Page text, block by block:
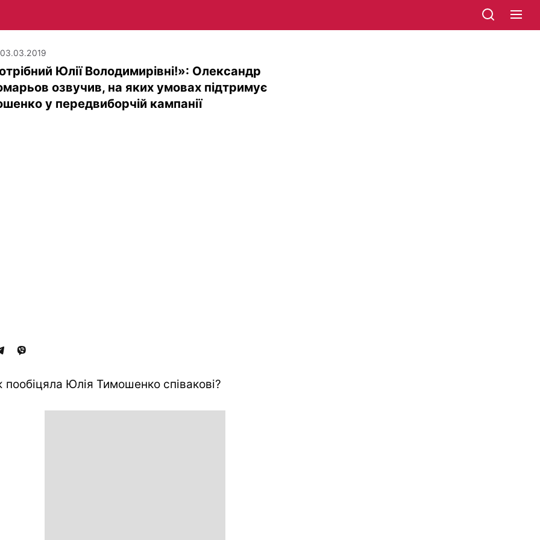
Юлії Володимирівні!»: Олександр
озвучив, на яких умовах підтримує
у передвиборчій кампанії
Юлія Тимошенко співакові?